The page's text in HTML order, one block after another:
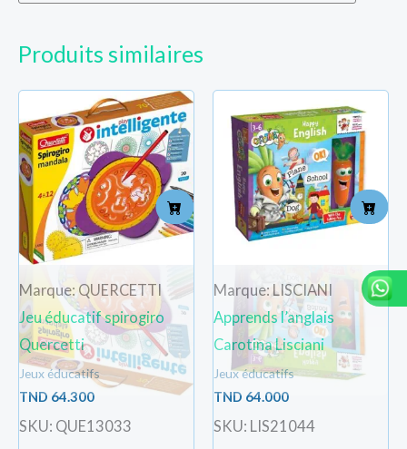
Produits similaires
Marque: QUERCETTI
Jeu éducatif spirogiro
Quercetti
Jeux éducatifs
TND 64.300
SKU: QUE13033
Marque: LISCIANI
Apprends l’anglais
Carotina Lisciani
Jeux éducatifs
TND 64.000
SKU: LIS21044